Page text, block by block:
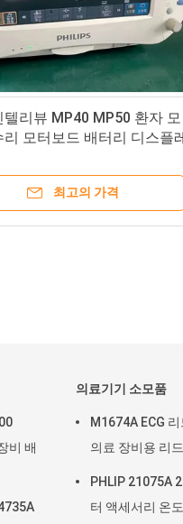
텔리뷰 MP40 MP50 환자 모
리 모터보드 배터리 디스플
최고의 가격
비 배
의료기기 소모품
M1674A ECG
의료 장비용 리
PHLIP 21075A
터 액세서리 온